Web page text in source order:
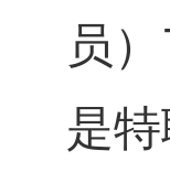
员
是